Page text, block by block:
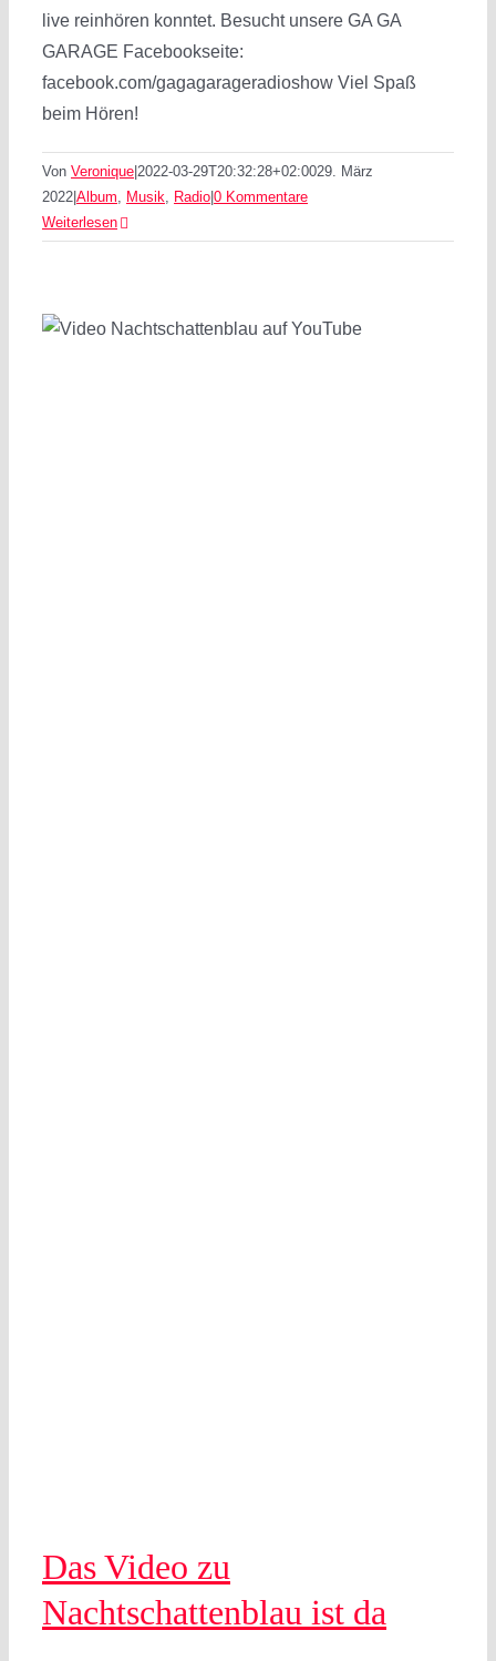
live reinhören konntet. Besucht unsere GA GA
GARAGE Facebookseite:
facebook.com/gagagarageradioshow Viel Spaß
beim Hören!
Von Veronique 2022-03-29T20:32:28+02:0029. März
2022 Album, Musik, Radio 0 Kommentare
Weiterlesen
Das Video zu
Nachtschattenblau ist da